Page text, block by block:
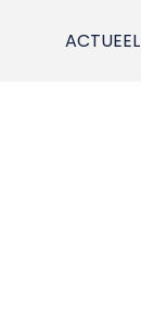
ACTUEEL